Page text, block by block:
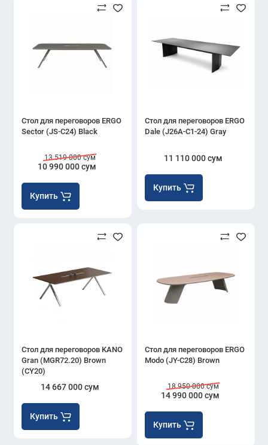
Стол для переговоров ERGO
Sector (JS-C24) Black
10 990 000 сум
13 519 000 сум
Купить
Стол для переговоров ERGO
Dale (J26A-C1-24) Gray
11 110 000 сум
Купить
Стол для переговоров KANO
Gran (MGR72.20) Brown
(CY20)
14 667 000 сум
Купить
Стол для переговоров ERGO
Modo (JY-C28) Brown
14 990 000 сум
18 950 000 сум
Купить